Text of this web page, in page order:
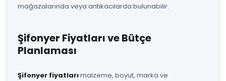
mağazalarında veya antikacılarda bulunabilir.
Şifonyer Fiyatları ve Bütçe
Planlaması
Şifonyer fiyatlarımalzeme, boyut, marka ve